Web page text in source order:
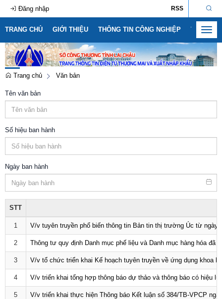
RSS
Đăng nhập
TRANG CHỦ GIỚI THIỆU THÔNG TIN CÔNG NGHIỆP THÔNG
Trang chủ Văn bản
Tên văn bản
Số hiệu ban hành
Ngày ban hành
STT
1 V/v tuyên truyền phổ biến thông tin Bản tin thị trường Úc từ ngày
2 Thông tư quy định Danh mục phế liệu và Danh mục hàng hóa
3 V/v tổ chức triển khai Kế hoạch tuyên truyền về ứng dụng khoa
4 V/v triển khai tổng hợp thông báo dự thảo và thông báo có hiệu
5 V/v triển khai thực hiện Thông báo Kết luận số 384/TB-VPCP